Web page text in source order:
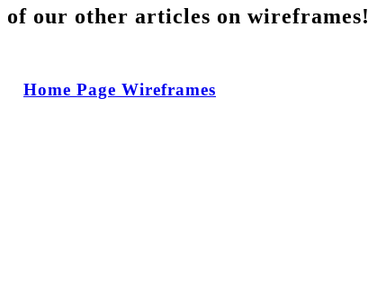
of our other articles on wireframes!
Home Page Wireframes